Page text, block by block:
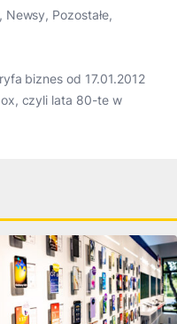
Newsy, Pozostałe,
biznes od 17.01.2012
czyli lata 80-te w